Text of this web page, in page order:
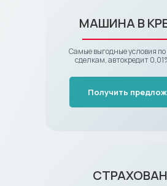
МАШИНА В
Самые выгодные условия
сделкам, автокредит
Получить